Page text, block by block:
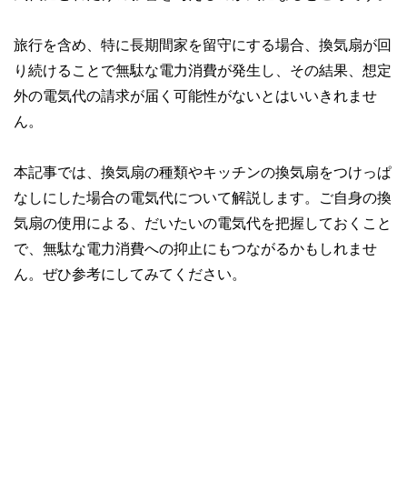
旅行を含め、特に長期間家を留守にする場合、換気扇が回
り続けることで無駄な電力消費が発生し、その結果、想定
外の電気代の請求が届く可能性がないとはいいきれませ
ん。
本記事では、換気扇の種類やキッチンの換気扇をつけっぱ
なしにした場合の電気代について解説します。ご自身の換
気扇の使用による、だいたいの電気代を把握しておくこと
で、無駄な電力消費への抑止にもつながるかもしれませ
ん。ぜひ参考にしてみてください。